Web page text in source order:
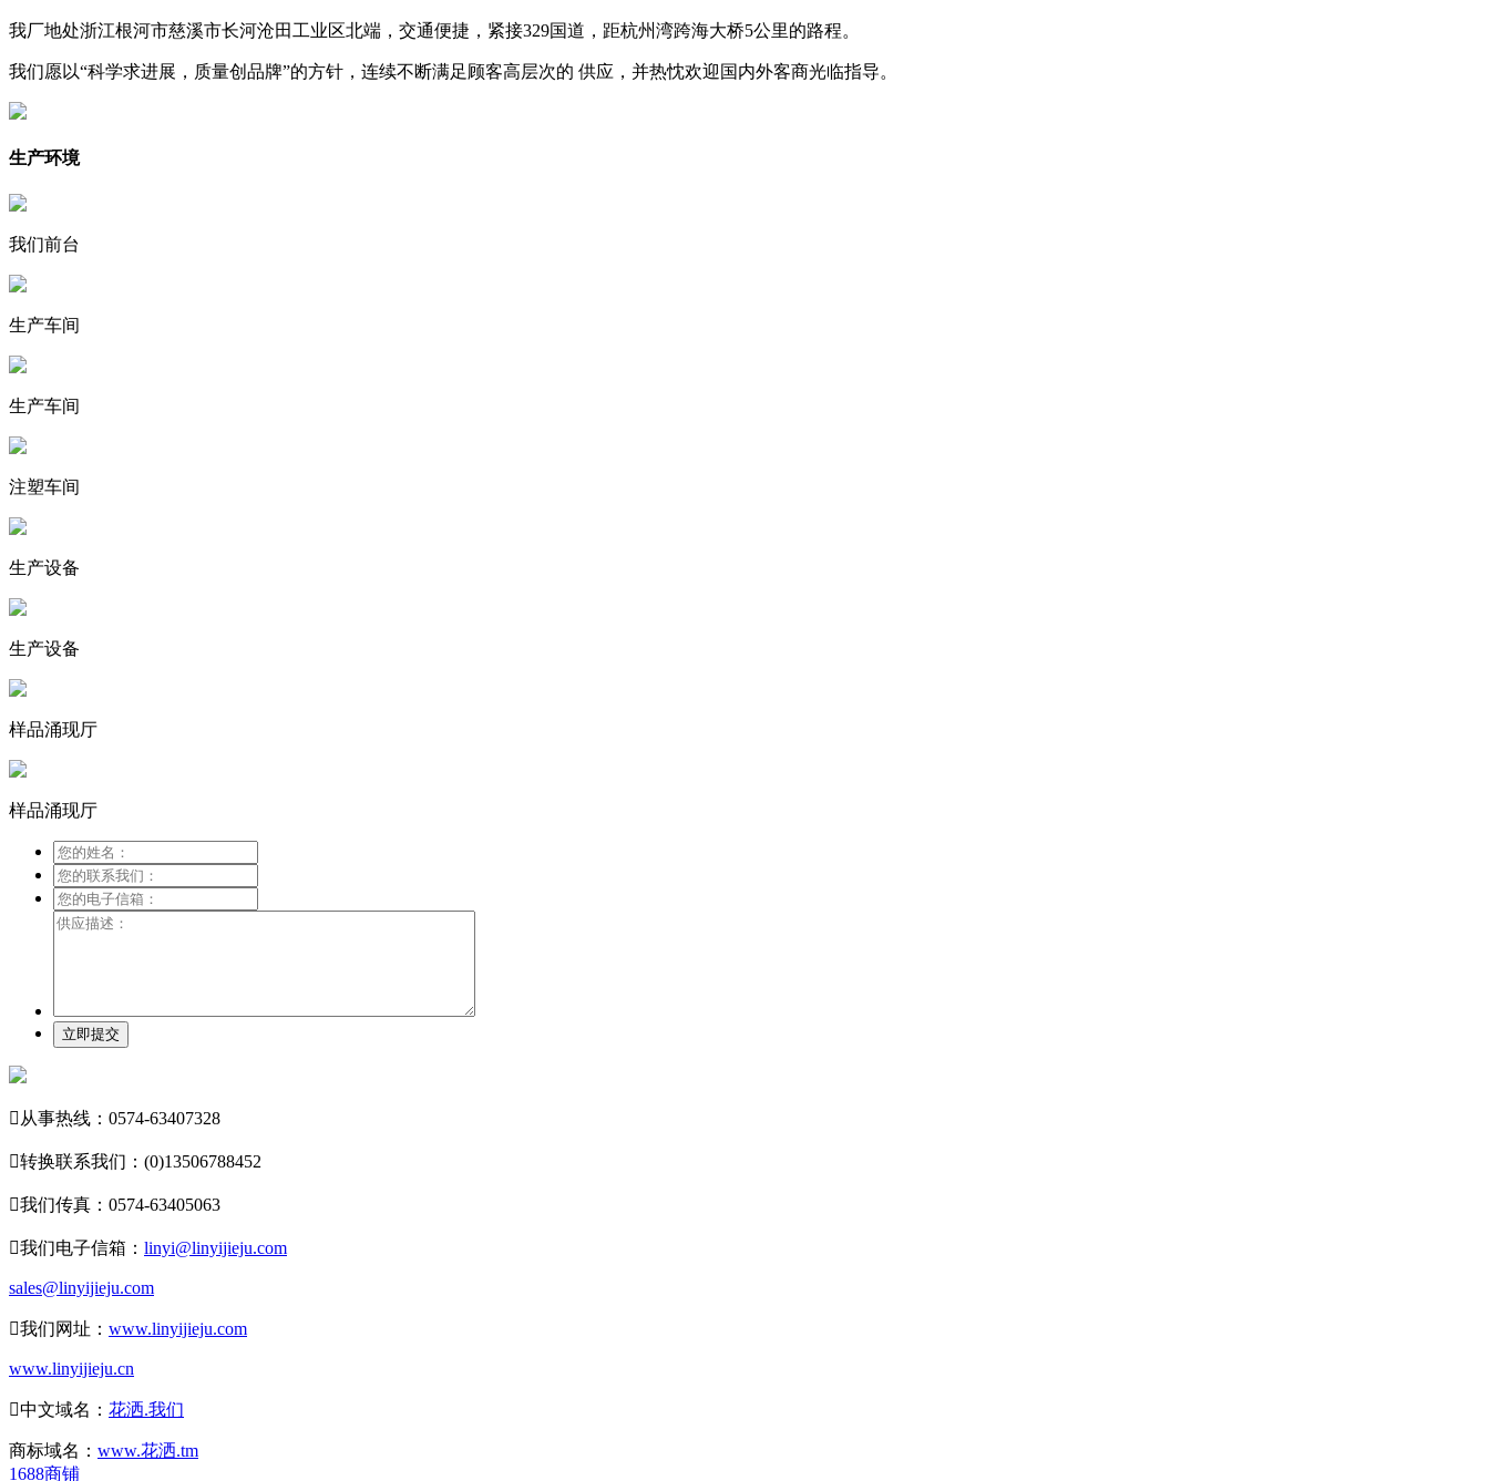
我厂地处浙江根河市慈溪市长河沧田工业区北端，交通便捷，紧接329国道，距杭州湾跨海大桥5公里的路程。
我们愿以“科学求进展，质量创品牌”的方针，连续不断满足顾客高层次的 供应，并热忱欢迎国内外客商光临指导。
生产环境
我们前台
生产车间
生产车间
注塑车间
生产设备
生产设备
样品涌现厅
样品涌现厅
立即提交
 从事热线：0574-63407328
转换联系我们：(0)13506788452
我们传真：0574-63405063
我们电子信箱： linyi@linyijieju.com
sales@linyijieju.com
我们网址： www.linyijieju.com
www.linyijieju.cn
中文域名： 花洒.我们
商标域名： www.花洒.tm
1688商铺